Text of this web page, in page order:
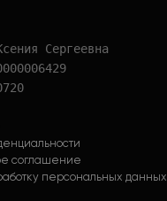
Сергеевна
соглашение
персональных данных